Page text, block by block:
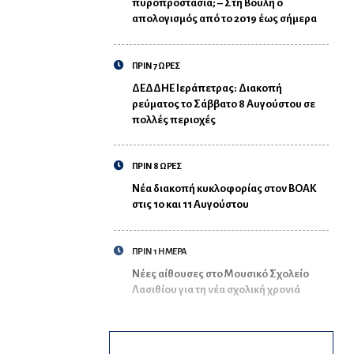
πυροπροστασία; – Στη Βουλή ο
απολογισμός από το 2019 έως σήμερα
ΠΡΙΝ 7 ΩΡΕΣ
ΔΕΔΔΗΕ Ιεράπετρας: Διακοπή
ρεύματος το Σάββατο 8 Αυγούστου σε
πολλές περιοχές
ΠΡΙΝ 8 ΩΡΕΣ
Νέα διακοπή κυκλοφορίας στον ΒΟΑΚ
στις 10 και 11 Αυγούστου
ΠΡΙΝ 1 ΗΜΕΡΑ
Νέες αίθουσες στο Μουσικό Σχολείο
Λασιθίου για τη νέα σχολική χρονιά